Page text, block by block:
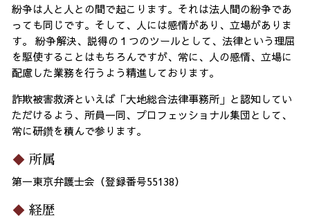
紛争は人と人との間で起こります。それは法人間の紛争であ
っても同じです。そして、人には感情があり、立場がありま
す。 紛争解決、説得の１つのツールとして、法律という理屈
を駆使することはもちろんですが、常に、人の感情、立場に
配慮した業務を行うよう精進しております。
詐欺被害救済といえば「大地総合法律事務所」と認知してい
ただけるよう、所員一同、プロフェッショナル集団として、
常に研鑽を積んで参ります。
所属
第一東京弁護士会（登録番号55138）
経歴